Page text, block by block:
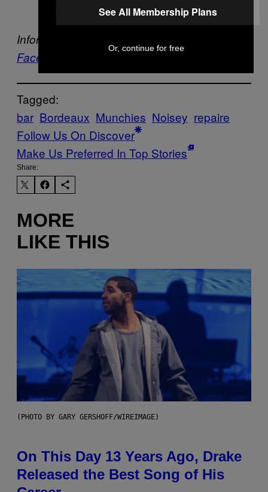
Anaïs & Pedro
Informations supplémentaires disponibles sur
Facebook.
Tagged:
bar Bordeaux Munchies Noisey repaire
Follow Us On Discover
Make Us Preferred In Top Stories
Share:
MORE
LIKE THIS
(PHOTO BY GARY GERSHOFF/WIREIMAGE)
On This Day 13 Years Ago, Drake
Released the Best Song of His
See All Membership Plans
Or, continue for free